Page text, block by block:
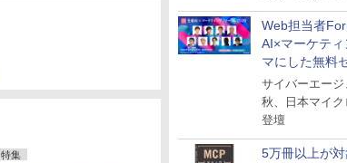
Web担当者
AI×マーケテ
マにした無料
27日にオンラ
サイバーエー
秋、日本マイ
登壇
5万冊以上が
特集